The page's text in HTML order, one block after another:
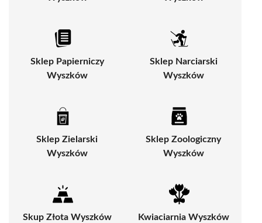
Sklep Papierniczy
Wyszków
Sklep Narciarski
Wyszków
Sklep Zielarski
Wyszków
Sklep Zoologiczny
Wyszków
Skup Złota Wyszków Kwiaciarnia Wyszków